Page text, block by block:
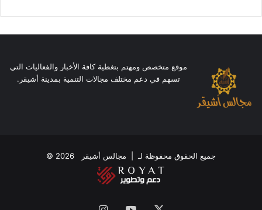
موقع متخصص ومهتم بتغطية كافة الأخبار والفعاليات التي
تسهم في دعم مختلف مجالات التنمية بمدينة أشيقر.
جميع الحقوق محفوظة لـ | مجالس أشيقر